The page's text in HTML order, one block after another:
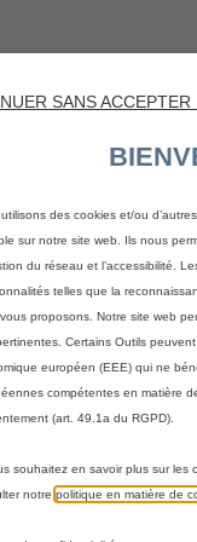
véhicule
méthode pour
SANS
des cookies et/ou
sur notre site web. Ils nous
du réseau et l’accessibilité.
telles que la
proposons. Notre site web
Certains Outils
européen (EEE) qui ne
compétentes en matière
(art. 49.1a du RGPD).
souhaitez en savoir plus sur les
notre politique en matière de